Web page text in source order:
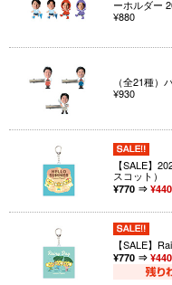
ーホルダー
¥880
（全21種
¥930
【SALE】
スコット）
¥770 ⇒ ¥440
【SALE】
¥770 ⇒ ¥440